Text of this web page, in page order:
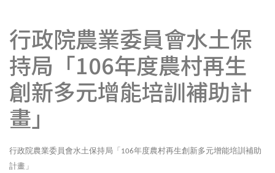
行政院農業委員會水土保
持局「106年度農村再生
創新多元增能培訓補助計
畫」
行政院農業委員會水土保持局「106年度農村再生創新多元增能培訓補助
計畫」